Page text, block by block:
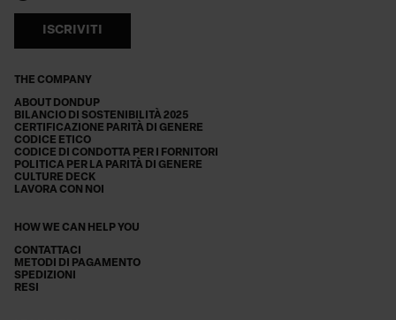
THE COMPANY
ABOUT DONDUP
BILANCIO DI SOSTENIBILITÀ 2025
CERTIFICAZIONE PARITÀ DI GENERE
CODICE ETICO
CODICE DI CONDOTTA PER I FORNITORI
POLITICA PER LA PARITÀ DI GENERE
CULTURE DECK
LAVORA CON NOI
HOW WE CAN HELP YOU
CONTATTACI
METODI DI PAGAMENTO
SPEDIZIONI
RESI
ISCRIVITI